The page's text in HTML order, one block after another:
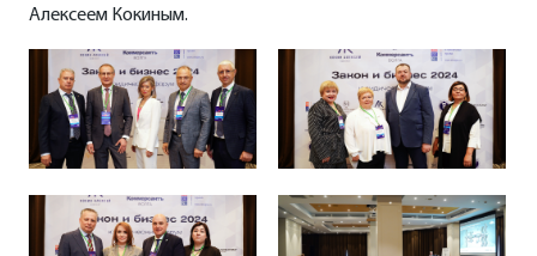
Алексеем Кокиным.